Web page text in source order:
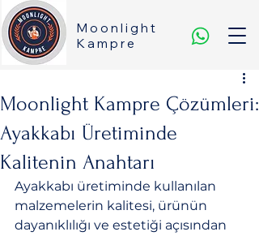
Moonlight
Kampre
Moonlight Kampre Çözümleri:
Ayakkabı Üretiminde
Kalitenin Anahtarı
Ayakkabı üretiminde kullanılan
malzemelerin kalitesi, ürünün
dayanıklılığı ve estetiği açısından